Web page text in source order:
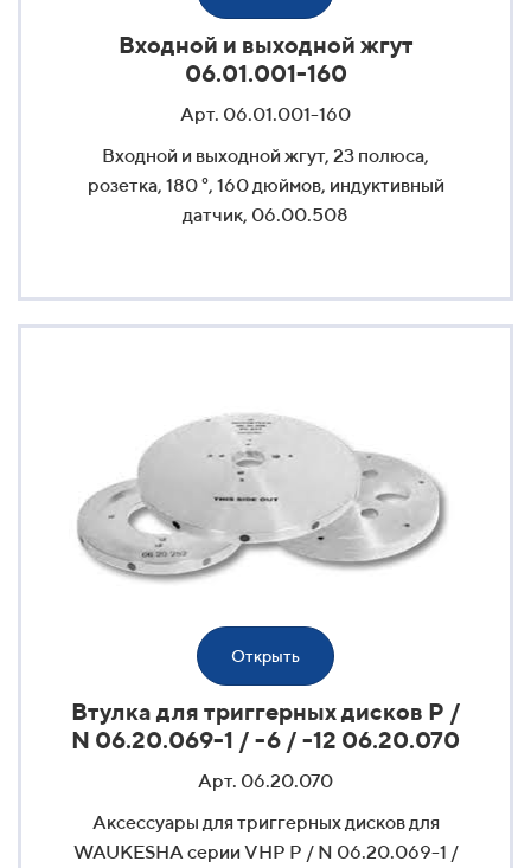
Входной и выходной жгут
06.01.001-160
Арт. 06.01.001-160
Входной и выходной жгут, 23 полюса,
розетка, 180 °, 160 дюймов, индуктивный
датчик, 06.00.508
Открыть
Втулка для триггерных дисков P /
N 06.20.069-1 / -6 / -12 06.20.070
Арт. 06.20.070
Аксессуары для триггерных дисков для
WAUKESHA серии VHP P / N 06.20.069-1 /